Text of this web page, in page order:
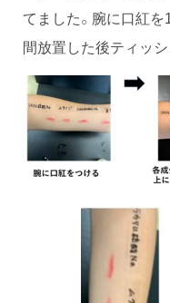
てました。腕に口紅を
間放置した後ティッ